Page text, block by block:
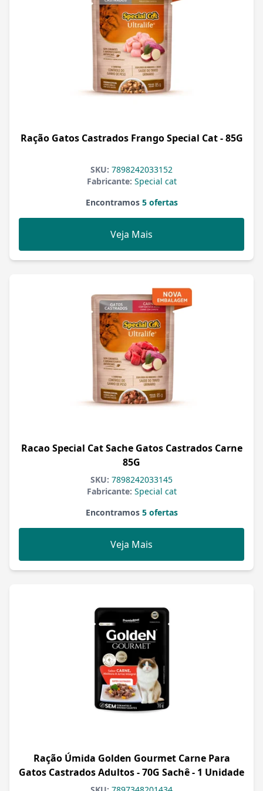
Ração Gatos Castrados Frango Special Cat - 85G
SKU: 7898242033152
Fabricante: Special cat
Encontramos5 ofertas
Veja Mais
Racao Special Cat Sache Gatos Castrados Carne
85G
SKU: 7898242033145
Fabricante: Special cat
Encontramos5 ofertas
Veja Mais
Ração Úmida Golden Gourmet Carne Para
Gatos Castrados Adultos - 70G Sachê - 1 Unidade